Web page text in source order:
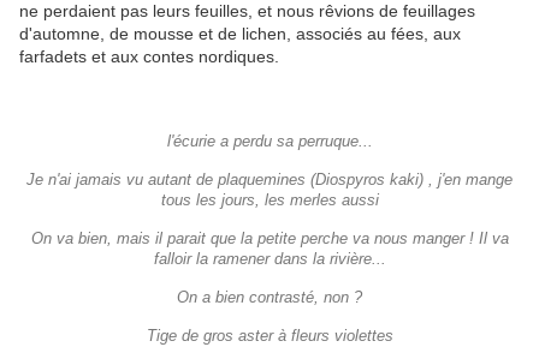
ne perdaient pas leurs feuilles, et nous rêvions de feuillages
d'automne, de mousse et de lichen, associés au fées, aux
farfadets et aux contes nordiques.
l'écurie a perdu sa perruque...
Je n'ai jamais vu autant de plaquemines (Diospyros kaki) , j'en mange
tous les jours, les merles aussi
On va bien, mais il parait que la petite perche va nous manger ! Il va
falloir la ramener dans la rivière...
On a bien contrasté, non ?
Tige de gros aster à fleurs violettes